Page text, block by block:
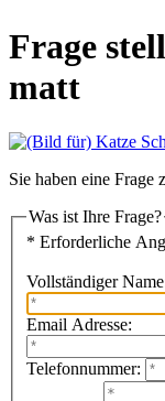
Frage
matt
Sie haben eine
Was ist Ihre Frage?
* Erforderliche
Vollständiger
Email Adresse:
Telefonnummer: